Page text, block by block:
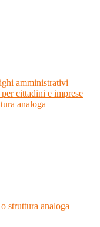
amministrativi
cittadini e imprese
analoga
struttura analoga